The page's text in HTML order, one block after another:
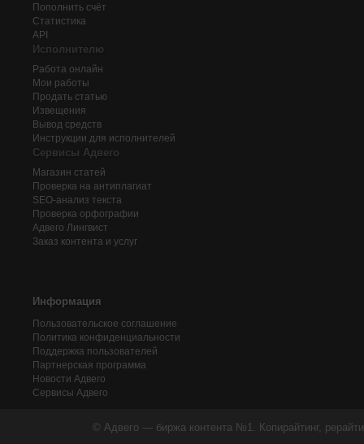
Пополнить счёт
Статистика
API
Исполнителю
Работа онлайн
Мои работы
Продать статью
Извещения
Вывод средств
Инструкции для исполнителей
Сервисы Адвего
Магазин статей
Проверка на антиплагиат
SEO-анализ текста
Проверка орфографии
Адвего Лингвист
Заказ контента и услуг
Информация
Пользовательское соглашение
Политика конфиденциальности
Поддержка пользователей
Партнерская программа
Новости Адвего
Сервисы Адвего
© Адвего — биржа контента №1. Копирайтинг,